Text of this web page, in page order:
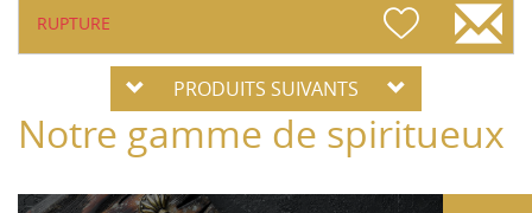
RUPTURE
PRODUITS SUIVANTS
Notre gamme de spiritueux